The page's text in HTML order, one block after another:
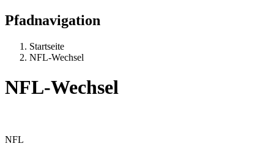
Pfadnavigation
Startseite
NFL-Wechsel
NFL-Wechsel
NFL